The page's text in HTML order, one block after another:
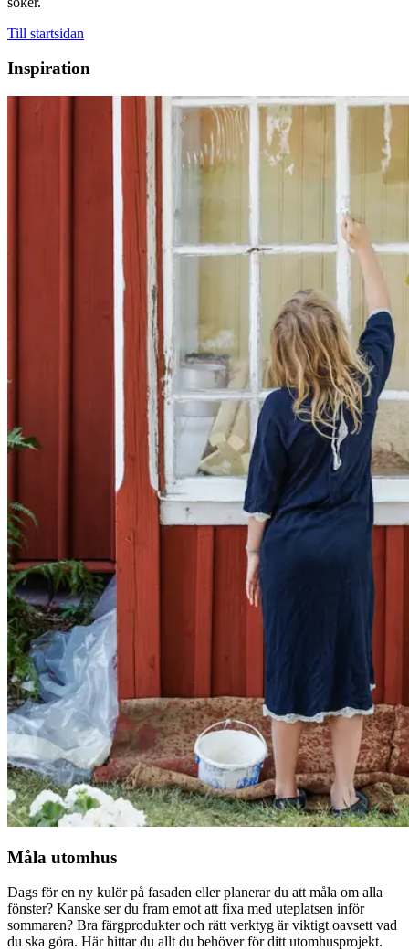
Till startsidan
Inspiration
Måla utomhus
Dags för en ny kulör på fasaden eller planerar du att måla om alla
fönster? Kanske ser du fram emot att fixa med uteplatsen inför
sommaren? Bra färgprodukter och rätt verktyg är viktigt oavsett vad
du ska göra. Här hittar du allt du behöver för ditt utomhusprojekt.